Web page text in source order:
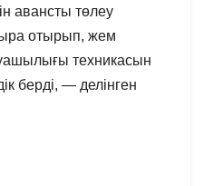
авансты төлеу
отырып, жем
техникасын
берді, — делінген